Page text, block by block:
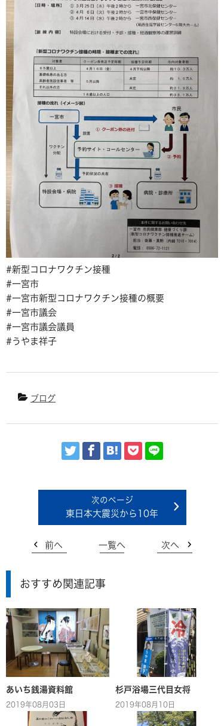
#新型コロナワクチン接種
#一宮市
#一宮市新型コロナワクチン接種の概要
#一宮市議会
#一宮市議会議員
#うやま祥子
ブログ
東日本大震災から10年
前へ 一覧へ 次へ
おすすめ関連記事
あいち銭湯資料館
2019年08月03日
杉戸浴場三代目女将
2019年08月10日